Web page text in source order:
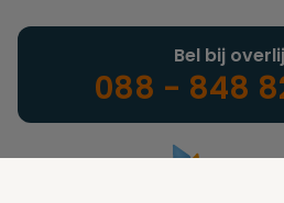
Bel bij
088 - 848